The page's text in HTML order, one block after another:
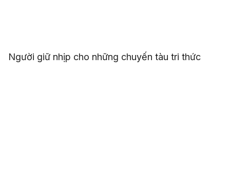
Người giữ nhịp cho những chuyến tàu tri thức